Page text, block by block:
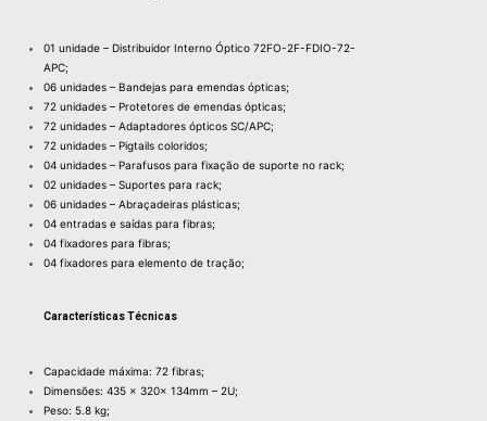
01 unidade – Distribuidor Interno Óptico 72FO-2F-FDIO-72-
APC;
06 unidades – Bandejas para emendas ópticas;
72 unidades – Protetores de emendas ópticas;
72 unidades – Adaptadores ópticos SC/APC;
72 unidades – Pigtails coloridos;
04 unidades – Parafusos para fixação de suporte no rack;
02 unidades – Suportes para rack;
06 unidades – Abraçadeiras plásticas;
04 entradas e saídas para fibras;
04 fixadores para fibras;
04 fixadores para elemento de tração;
Características Técnicas
Capacidade máxima: 72 fibras;
Dimensões: 435 x 320x 134mm – 2U;
Peso: 5.8 kg;